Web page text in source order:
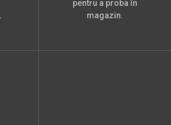
pentru a proba în
magazin.